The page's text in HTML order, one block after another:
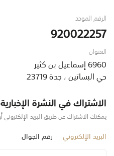
الرقم الموحد
920022257
العنوان
6960 إسماعيل بن كثير
حي البساتين ، جدة 23719
الاشتراك في النشرة الإخبارية
يمكنك الاشتراك عن طريق البريد الإلكتروني
البريد الإلكتروني رقم الجوال